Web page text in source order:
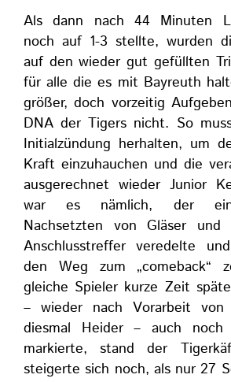
Als dann nach 44 Minuten
noch auf 1-3 stellte, wurden
auf den wieder gut gefüllten
für alle die es mit Bayreuth
größer, doch vorzeitig
DNA der Tigers nicht. So
Initialzündung herhalten, um
Kraft einzuhauchen und die
ausgerechnet wieder Junior
war es nämlich, der ein
Nachsetzten von Gläser und
Anschlusstreffer veredelte
den Weg zum „comeback“
gleiche Spieler kurze Zeit
– wieder nach Vorarbeit von
diesmal Heider – auch noch
markierte, stand der
steigerte sich noch, als nur 27